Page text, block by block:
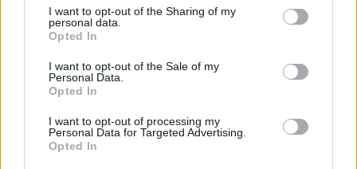
not limited to your visit or usage behaviour. You may click to
grant or deny consent to Google and its third-party tags to
use your data for below specified purposes in below Google
consent section.
I want to opt-out of the Sharing of my
personal data.
Opted In
I want to opt-out of the Sale of my
Personal Data.
Opted In
I want to opt-out of processing my
Personal Data for Targeted Advertising.
Opted In
Jászberény,keresőkutya,miskolc, romok,törökország
2023.02.10. Tóth András
gazdájával, Kröpfl